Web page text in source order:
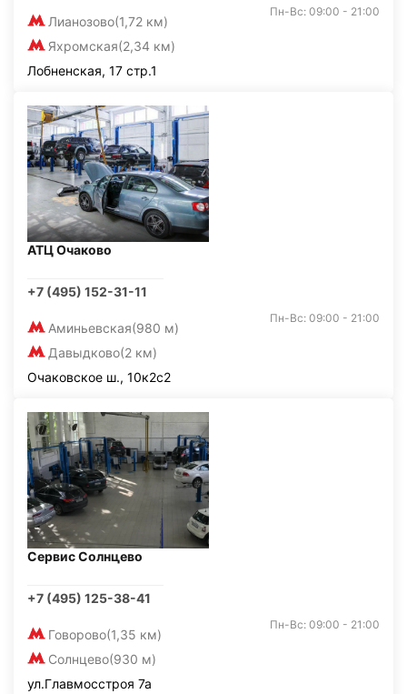
Лианозово(1,72 км)
Яхромская(2,34 км)
Пн-Вс: 09:00 - 21:00
Лобненская, 17 стр.1
АТЦ Очаково
+7 (495) 152-31-11
Аминьевская(980 м)
Давыдково(2 км)
Пн-Вс: 09:00 - 21:00
Очаковское ш., 10к2с2
Сервис Солнцево
+7 (495) 125-38-41
Говорово(1,35 км)
Солнцево(930 м)
Пн-Вс: 09:00 - 21:00
ул.Главмосстроя 7а